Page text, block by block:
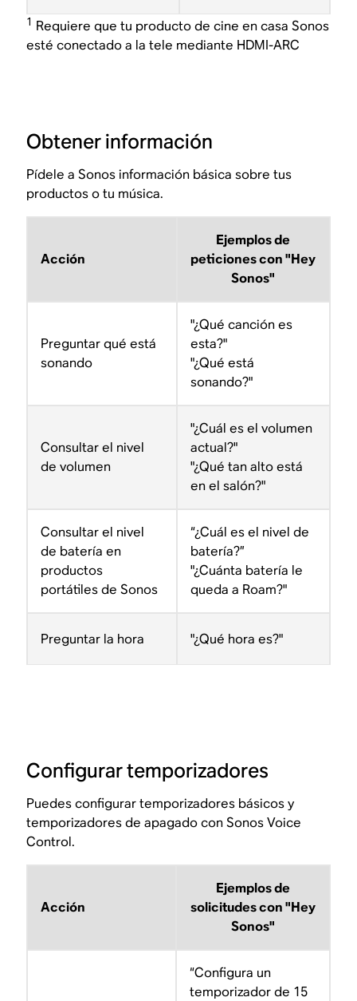
1 Requiere que tu producto de cine en casa Sonos
esté conectado a la tele mediante HDMI-ARC
Obtener información
Pídele a Sonos información básica sobre tus
productos o tu música.
Acción
Ejemplos de
peticiones con "Hey
Sonos"
Preguntar qué está
sonando
"¿Qué canción es
esta?"
"¿Qué está
sonando?"
Consultar el nivel
de volumen
"¿Cuál es el volumen
actual?"
"¿Qué tan alto está
en el salón?"
Consultar el nivel
de batería en
productos
portátiles de Sonos
“¿Cuál es el nivel de
batería?”
"¿Cuánta batería le
queda a Roam?"
Preguntar la hora "¿Qué hora es?"
Configurar temporizadores
Puedes configurar temporizadores básicos y
temporizadores de apagado con Sonos Voice
Control.
Acción
Ejemplos de
solicitudes con "Hey
Sonos"
“Configura un
temporizador de 15